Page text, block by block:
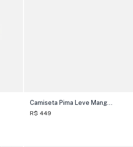
Camiseta Pima Leve Manga Longa
R$ 449